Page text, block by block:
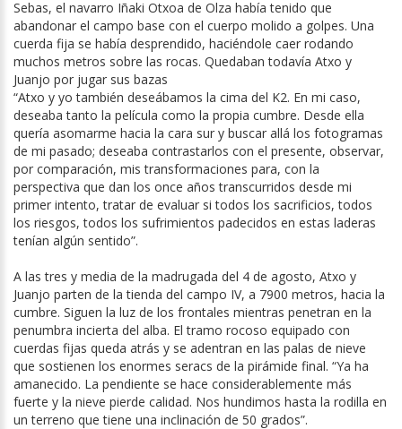
Sebas, el navarro Iñaki Otxoa de Olza había tenido que
abandonar el campo base con el cuerpo molido a golpes. Una
cuerda fija se había desprendido, haciéndole caer rodando
muchos metros sobre las rocas. Quedaban todavía Atxo y
Juanjo por jugar sus bazas
“Atxo y yo también deseábamos la cima del K2. En mi caso,
deseaba tanto la película como la propia cumbre. Desde ella
quería asomarme hacia la cara sur y buscar allá los fotogramas
de mi pasado; deseaba contrastarlos con el presente, observar,
por comparación, mis transformaciones para, con la
perspectiva que dan los once años transcurridos desde mi
primer intento, tratar de evaluar si todos los sacrificios, todos
los riesgos, todos los sufrimientos padecidos en estas laderas
tenían algún sentido”.
A las tres y media de la madrugada del 4 de agosto, Atxo y
Juanjo parten de la tienda del campo IV, a 7900 metros, hacia la
cumbre. Siguen la luz de los frontales mientras penetran en la
penumbra incierta del alba. El tramo rocoso equipado con
cuerdas fijas queda atrás y se adentran en las palas de nieve
que sostienen los enormes seracs de la pirámide final. “Ya ha
amanecido. La pendiente se hace considerablemente más
fuerte y la nieve pierde calidad. Nos hundimos hasta la rodilla en
un terreno que tiene una inclinación de 50 grados”.